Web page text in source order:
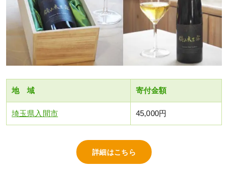
地 域 寄付金額
埼玉県入間市 45,000円
詳細はこちら